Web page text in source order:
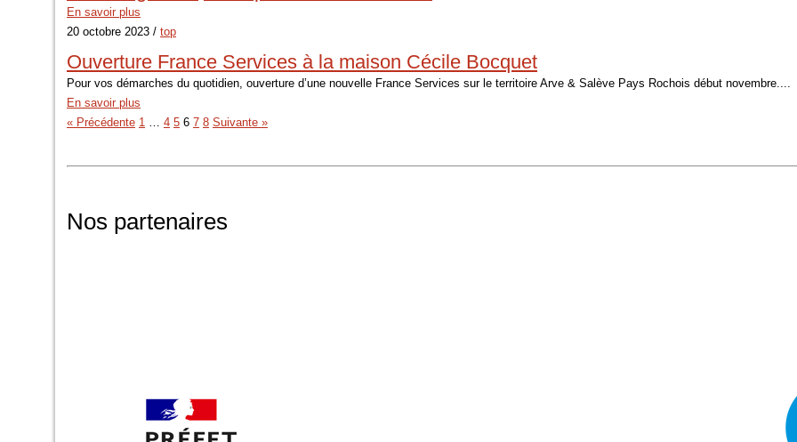
En savoir plus
20 octobre 2023 / top
Ouverture France Services à la maison Cécile Bocquet
Pour vos démarches du quotidien, ouverture d’une nouvelle France Services sur le territoire Arve & Salève Pays Rochois début novembre....
En savoir plus
« Précédente 1 … 4 5 6 7 8 Suivante »
Nos partenaires